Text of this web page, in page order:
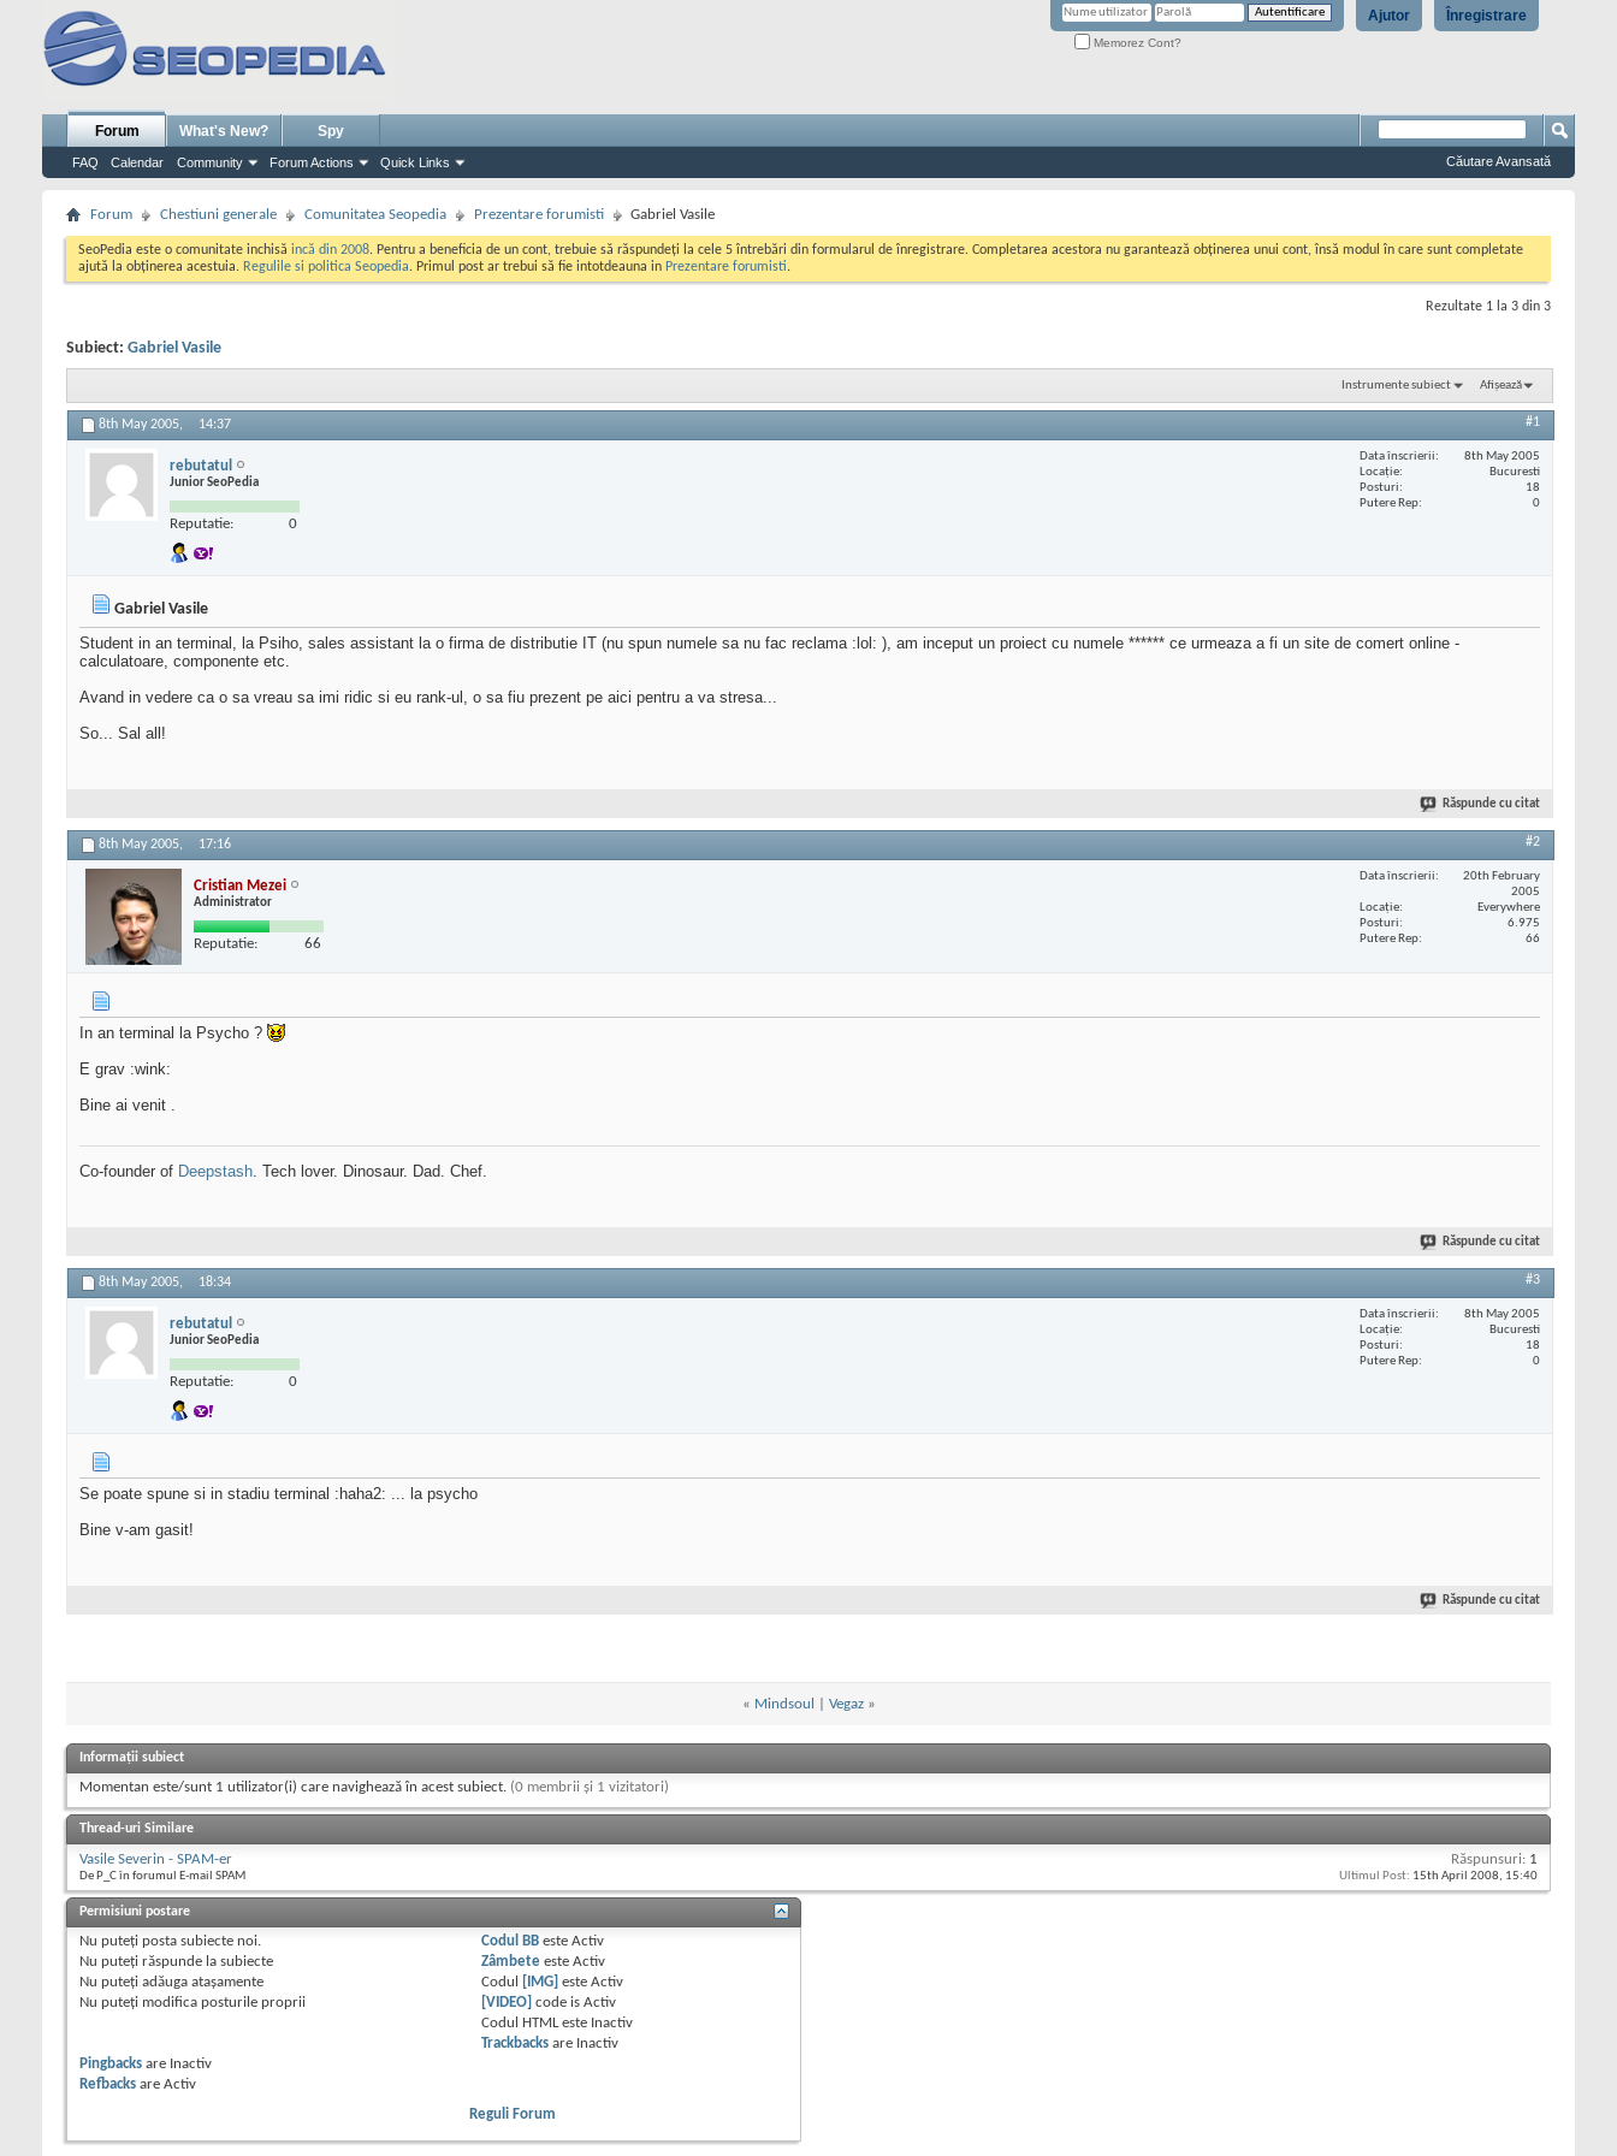
Înregistrare
Ajutor
Memorez Cont?
Forum
FAQ Calendar Community Forum Actions Quick Links
What's New? Spy
Căutare Avansată
Forum Chestiuni generale Comunitatea Seopedia Prezentare forumisti Gabriel Vasile
SeoPedia este o comunitate inchisă incă din 2008. Pentru a beneficia de un cont, trebuie să răspundeți la cele 5 întrebări din formularul de înregistrare. Completarea acestora nu garantează obținerea unui cont, însă modul în care sunt completate
ajută la obținerea acestuia. Regulile si politica Seopedia. Primul post ar trebui să fie intotdeauna in Prezentare forumisti.
Rezultate 1 la 3 din 3
Subiect: Gabriel Vasile
Instrumente subiect Afișează
8th May 2005, 14:37 #1
rebutatul
Junior SeoPedia
Reputatie: 0
Data înscrierii
8th May 2005
Locaţie
Bucuresti
Posturi
18
Putere Rep
0
Gabriel Vasile
Student in an terminal, la Psiho, sales assistant la o firma de distributie IT (nu spun numele sa nu fac reclama :lol: ), am inceput un proiect cu numele ****** ce urmeaza a fi un site de comert online -
calculatoare, componente etc.
Avand in vedere ca o sa vreau sa imi ridic si eu rank-ul, o sa fiu prezent pe aici pentru a va stresa...
So... Sal all!
Răspunde cu citat
8th May 2005, 17:16 #2
Cristian Mezei
Administrator
Reputatie: 66
Data înscrierii
20th February
2005
Locaţie
Everywhere
Posturi
6.975
Putere Rep
66
In an terminal la Psycho ?
E grav :wink:
Bine ai venit .
Co-founder of Deepstash. Tech lover. Dinosaur. Dad. Chef.
Răspunde cu citat
8th May 2005, 18:34 #3
rebutatul
Junior SeoPedia
Reputatie: 0
Data înscrierii
8th May 2005
Locaţie
Bucuresti
Posturi
18
Putere Rep
0
Se poate spune si in stadiu terminal :haha2: ... la psycho
Bine v-am gasit!
Răspunde cu citat
« Mindsoul Vegaz »
Informații subiect
Momentan este/sunt 1 utilizator(i) care navighează în acest subiect. (0 membrii și 1 vizitatori)
Thread-uri Similare
Vasile Severin - SPAM-er
De P_C în forumul E-mail SPAM
Răspunsuri: 1
Ultimul Post: 15th April 2008, 15:40
Permisiuni postare
Nu puteţi posta subiecte noi.
Nu puteţi răspunde la subiecte
Nu puteţi adăuga ataşamente
Nu puteţi modifica posturile proprii
Codul BB esteActiv
Zâmbete esteActiv
Codul
[IMG] esteActiv
[VIDEO] code isActiv
Codul HTML este Inactiv
Trackbacks are Inactiv
Pingbacks are Inactiv
Refbacks are Activ
Reguli Forum